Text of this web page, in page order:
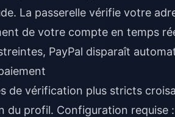
La passerelle vérifie votre
de votre compte en temps
PayPal disparaît
de vérification plus stricts
du profil. Configuration requise